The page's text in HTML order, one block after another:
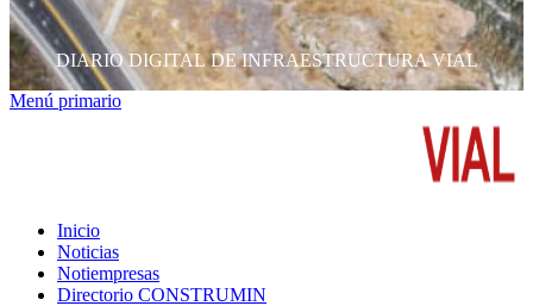
DIARIO DIGITAL DE INFRAESTRUCTURA VIAL
Menú primario
Inicio
Noticias
Notiempresas
Directorio CONSTRUMIN